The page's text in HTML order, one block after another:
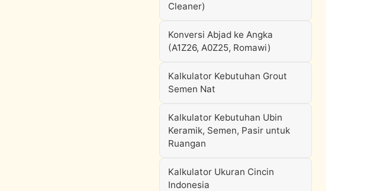
Cleaner)
Konversi Abjad ke Angka
(A1Z26, A0Z25, Romawi)
Kalkulator Kebutuhan Grout
Semen Nat
Kalkulator Kebutuhan Ubin
Keramik, Semen, Pasir untuk
Ruangan
Kalkulator Ukuran Cincin
Indonesia